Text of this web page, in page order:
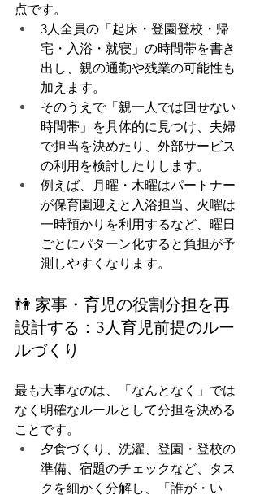
点です。
3人全員の「起床・登園登校・帰
宅・入浴・就寝」の時間帯を書き
出し、親の通勤や残業の可能性も
加えます。
そのうえで「親一人では回せない
時間帯」を具体的に見つけ、夫婦
で担当を決めたり、外部サービス
の利用を検討したりします。
例えば、月曜・木曜はパートナー
が保育園迎えと入浴担当、火曜は
一時預かりを利用するなど、曜日
ごとにパターン化すると負担が予
測しやすくなります。
👫 家事・育児の役割分担を再
設計する：3人育児前提のルー
ルづくり
最も大事なのは、「なんとなく」では
なく明確なルールとして分担を決める
ことです。
夕食づくり、洗濯、登園・登校の
準備、宿題のチェックなど、タス
クを細かく分解し、「誰が・い